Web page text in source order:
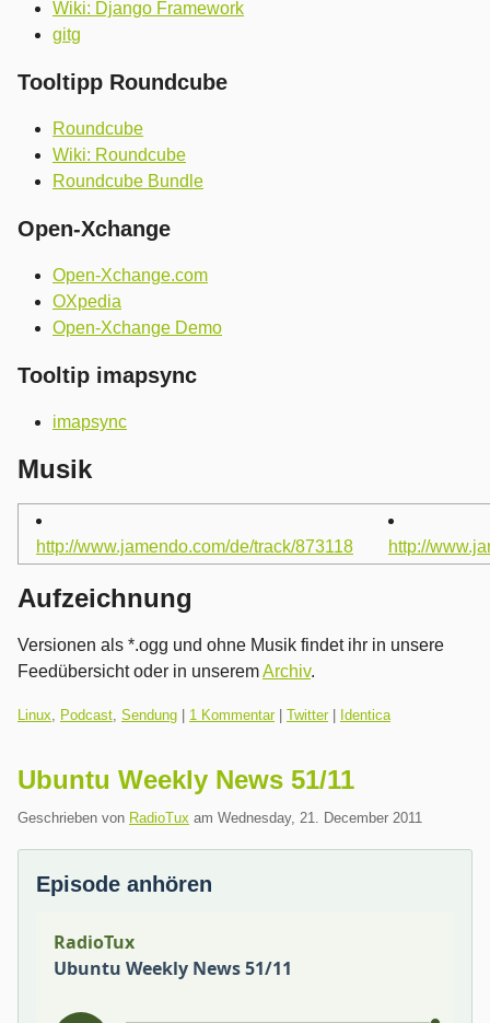
Wiki: Django Framework
gitg
Tooltipp Roundcube
Roundcube
Wiki: Roundcube
Roundcube Bundle
Open-Xchange
Open-Xchange.com
OXpedia
Open-Xchange Demo
Tooltip imapsync
imapsync
Musik
http://www.jamendo.com/de/track/873118 http://
Aufzeichnung
Versionen als *.ogg und ohne Musik findet ihr in unsere
Feedübersicht oder in unseremArchiv.
Kategorien:
Linux Podcast Sendung 1 Kommentar| Twitter| Identica
Ubuntu Weekly News 51/11
Geschrieben von RadioTux am Wednesday, 21. December 2011
Episode anhören